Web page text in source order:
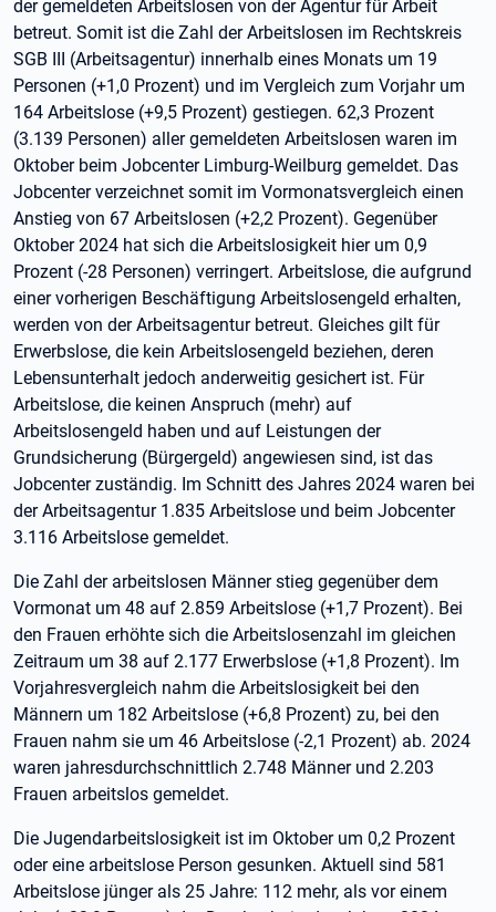
der gemeldeten Arbeitslosen von der Agentur für Arbeit
betreut. Somit ist die Zahl der Arbeitslosen im Rechtskreis
SGB III (Arbeitsagentur) innerhalb eines Monats um 19
Personen (+1,0 Prozent) und im Vergleich zum Vorjahr um
164 Arbeitslose (+9,5 Prozent) gestiegen. 62,3 Prozent
(3.139 Personen) aller gemeldeten Arbeitslosen waren im
Oktober beim Jobcenter Limburg-Weilburg gemeldet. Das
Jobcenter verzeichnet somit im Vormonatsvergleich einen
Anstieg von 67 Arbeitslosen (+2,2 Prozent). Gegenüber
Oktober 2024 hat sich die Arbeitslosigkeit hier um 0,9
Prozent (-28 Personen) verringert. Arbeitslose, die aufgrund
einer vorherigen Beschäftigung Arbeitslosengeld erhalten,
werden von der Arbeitsagentur betreut. Gleiches gilt für
Erwerbslose, die kein Arbeitslosengeld beziehen, deren
Lebensunterhalt jedoch anderweitig gesichert ist. Für
Arbeitslose, die keinen Anspruch (mehr) auf
Arbeitslosengeld haben und auf Leistungen der
Grundsicherung (Bürgergeld) angewiesen sind, ist das
Jobcenter zuständig. Im Schnitt des Jahres 2024 waren bei
der Arbeitsagentur 1.835 Arbeitslose und beim Jobcenter
3.116 Arbeitslose gemeldet.
Die Zahl der arbeitslosen Männer stieg gegenüber dem
Vormonat um 48 auf 2.859 Arbeitslose (+1,7 Prozent). Bei
den Frauen erhöhte sich die Arbeitslosenzahl im gleichen
Zeitraum um 38 auf 2.177 Erwerbslose (+1,8 Prozent). Im
Vorjahresvergleich nahm die Arbeitslosigkeit bei den
Männern um 182 Arbeitslose (+6,8 Prozent) zu, bei den
Frauen nahm sie um 46 Arbeitslose (-2,1 Prozent) ab. 2024
waren jahresdurchschnittlich 2.748 Männer und 2.203
Frauen arbeitslos gemeldet.
Die Jugendarbeitslosigkeit ist im Oktober um 0,2 Prozent
oder eine arbeitslose Person gesunken. Aktuell sind 581
Arbeitslose jünger als 25 Jahre: 112 mehr, als vor einem